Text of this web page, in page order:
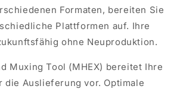
Formaten, bereiten Sie
Plattformen auf. Ihre
ohne Neuproduktion.
Muxing Tool (MHEX) bereitet Ihre
die Auslieferung vor. Optimale